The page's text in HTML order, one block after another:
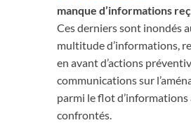
manque d’informations
Ces derniers sont inondés
multitude d’informations,
en avant d’actions
communications sur
parmi le flot
confrontés.